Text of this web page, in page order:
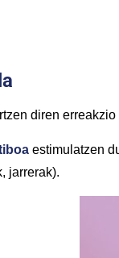
diren
estimulatzen
jarrerak).